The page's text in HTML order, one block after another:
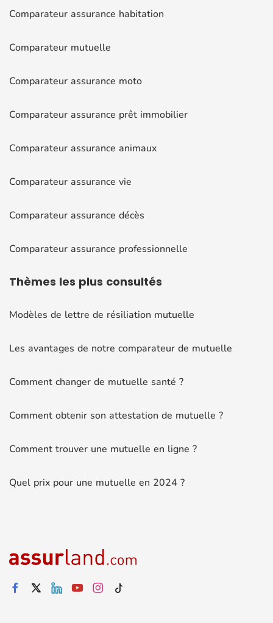
Comparateur assurance habitation
Comparateur mutuelle
Comparateur assurance moto
Comparateur assurance prêt immobilier
Comparateur assurance animaux
Comparateur assurance vie
Comparateur assurance décès
Comparateur assurance professionnelle
Thèmes les plus consultés
Modèles de lettre de résiliation mutuelle
Les avantages de notre comparateur de mutuelle
Comment changer de mutuelle santé ?
Comment obtenir son attestation de mutuelle ?
Comment trouver une mutuelle en ligne ?
Quel prix pour une mutuelle en 2024 ?